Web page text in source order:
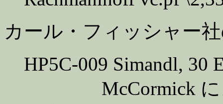
カール・フィッシャー
HP5C-009 Simandl, 30
McCormick によ